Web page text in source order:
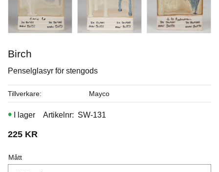
I lager
Birch
Penselglasyr för stengods
225 KR
Mått
I lager Artikelnr SW-131
Tillverkare Mayco